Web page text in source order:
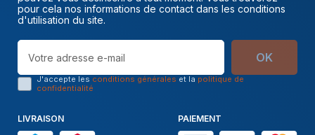
pour cela nos informations de contact dans les conditions
d'utilisation du site.
OK
J'accepte les conditions générales et la politique de
confidentialité
LIVRAISON PAIEMENT